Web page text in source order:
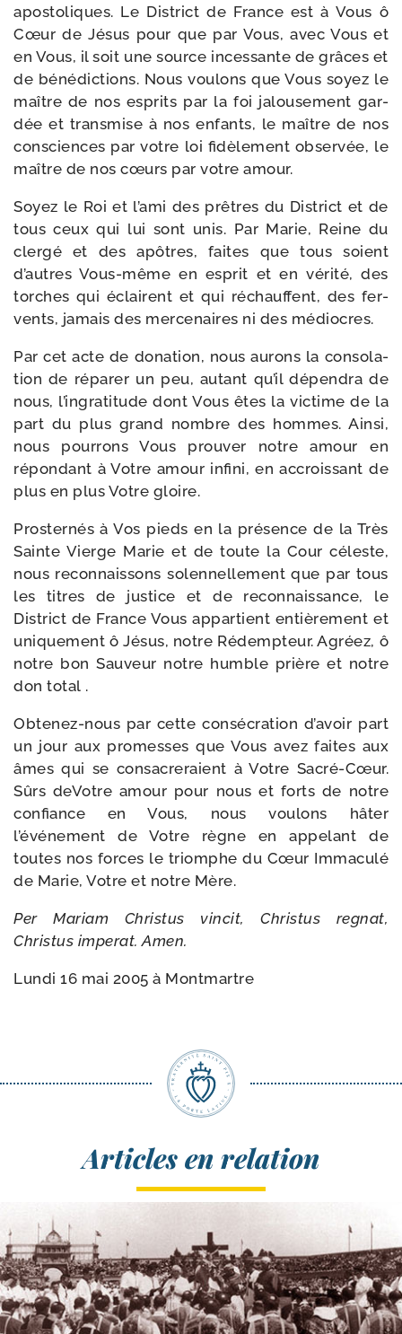
apos­to­liques. Le District de France est à Vous ô
Cœur de Jésus pour que par Vous, avec Vous et
en Vous, il soit une source inces­sante de grâces et
de béné­dic­tions. Nous vou­lons que Vous soyez le
maître de nos esprits par la foi jalou­se­ment gar­
dée et trans­mise à nos enfants, le maître de nos
consciences par votre loi fidè­le­ment obser­vée, le
maître de nos cœurs par votre amour.
Soyez le Roi et l’ami des prêtres du District et de
tous ceux qui lui sont unis. Par Marie, Reine du
cler­gé et des apôtres, faites que tous soient
d’autres Vous-​même en esprit et en véri­té, des
torches qui éclairent et qui réchauffent, des fer­
vents, jamais des mer­ce­naires ni des médiocres.
Par cet acte de dona­tion, nous aurons la conso­la­
tion de répa­rer un peu, autant qu’il dépen­dra de
nous, l’ingratitude dont Vous êtes la vic­time de la
part du plus grand nombre des hommes. Ainsi,
nous pour­rons Vous prou­ver notre amour en
répon­dant à Votre amour infi­ni, en accrois­sant de
plus en plus Votre gloire.
Prosternés à Vos pieds en la pré­sence de la Très
Sainte Vierge Marie et de toute la Cour céleste,
nous recon­nais­sons solen­nel­le­ment que par tous
les titres de jus­tice et de recon­nais­sance, le
District de France Vous appar­tient entiè­re­ment et
uni­que­ment ô Jésus, notre Rédempteur. Agréez, ô
notre bon Sauveur notre humble prière et notre
don total .
Obtenez-​nous par cette consé­cra­tion d’avoir part
un jour aux pro­messes que Vous avez faites aux
âmes qui se consa­cre­raient à Votre Sacré-​Cœur.
Sûrs deVotre amour pour nous et forts de notre
confiance en Vous, nous vou­lons hâter
l’événement de Votre règne en appe­lant de
toutes nos forces le triomphe du Cœur Immaculé
de Marie, Votre et notre Mère.
Per Mariam Christus vin­cit, Christus regnat,
Christus impe­rat. Amen.
Lundi 16 mai 2005 à Montmartre
Articles en relation